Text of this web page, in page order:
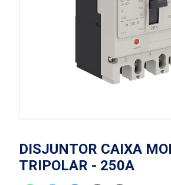
DISJUNTOR CAIXA
TRIPOLAR - 250A